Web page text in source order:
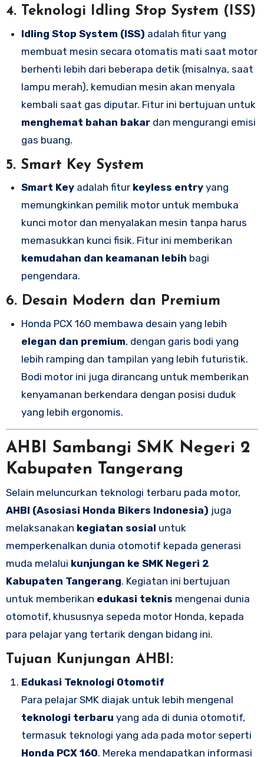
4. Teknologi Idling Stop System (ISS)
Idling Stop System (ISS) adalah fitur yang
membuat mesin secara otomatis mati saat motor
berhenti lebih dari beberapa detik (misalnya, saat
lampu merah), kemudian mesin akan menyala
kembali saat gas diputar. Fitur ini bertujuan untuk
menghemat bahan bakardan mengurangi emisi
gas buang.
5. Smart Key System
Smart Keyadalah fitur keyless entryyang
memungkinkan pemilik motor untuk membuka
kunci motor dan menyalakan mesin tanpa harus
memasukkan kunci fisik. Fitur ini memberikan
kemudahan dan keamanan lebih bagi
pengendara.
6. Desain Modern dan Premium
Honda PCX 160 membawa desain yang lebih
elegan dan premium, dengan garis bodi yang
lebih ramping dan tampilan yang lebih futuristik.
Bodi motor ini juga dirancang untuk memberikan
kenyamanan berkendara dengan posisi duduk
yang lebih ergonomis.
AHBI Sambangi SMK Negeri 2
Kabupaten Tangerang
Selain meluncurkan teknologi terbaru pada motor,
AHBI (Asosiasi Honda Bikers Indonesia) juga
melaksanakan kegiatan sosial untuk
memperkenalkan dunia otomotif kepada generasi
muda melalui kunjungan ke SMK Negeri 2
Kabupaten Tangerang. Kegiatan ini bertujuan
untuk memberikan edukasi teknis mengenai dunia
otomotif, khususnya sepeda motor Honda, kepada
para pelajar yang tertarik dengan bidang ini.
Tujuan Kunjungan AHBI:
Edukasi Teknologi Otomotif
Para pelajar SMK diajak untuk lebih mengenal
teknologi terbaru yang ada di dunia otomotif,
termasuk teknologi yang ada pada motor seperti
Honda PCX 160. Mereka mendapatkan informasi